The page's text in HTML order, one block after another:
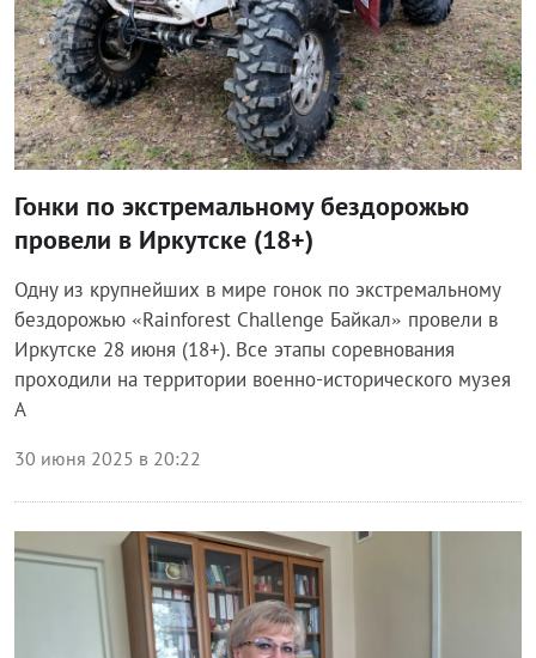
Гонки по экстремальному бездорожью
провели в Иркутске (18+)
Одну из крупнейших в мире гонок по экстремальному
бездорожью «Rainforest Challenge Байкал» провели в
Иркутске 28 июня (18+). Все этапы соревнования
проходили на территории военно-исторического музея
А
30 июня 2025 в 20:22
Общество